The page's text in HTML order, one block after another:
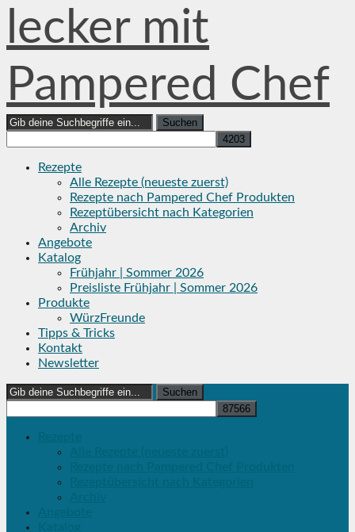
lecker mit
Pampered Chef
Search
for:
Rezepte
Alle Rezepte (neueste zuerst)
Rezepte nach Pampered Chef Produkten
Rezeptübersicht nach Kategorien
Archiv
Angebote
Katalog
Frühjahr | Sommer 2026
Preisliste Frühjahr | Sommer 2026
Produkte
WürzFreunde
Tipps & Tricks
Kontakt
Newsletter
Search
for: